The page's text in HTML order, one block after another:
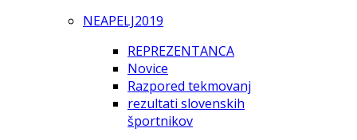
NEAPELJ2019
REPREZENTANCA
Novice
Razpored tekmovanj
rezultati slovenskih
športnikov